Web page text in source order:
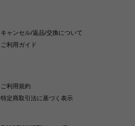
キャンセル/返品/交換について
ご利用ガイド
ご利用規約
特定商取引法に基づく表示